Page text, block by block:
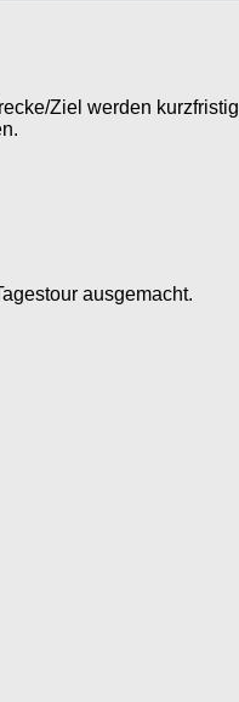
Ziel werden
ausgemacht.